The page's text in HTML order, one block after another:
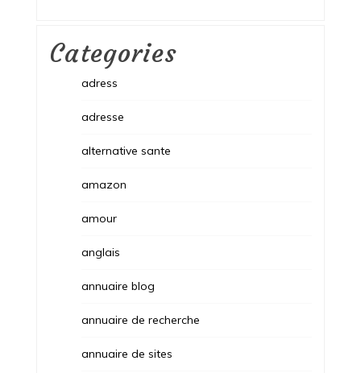
Categories
adress
adresse
alternative sante
amazon
amour
anglais
annuaire blog
annuaire de recherche
annuaire de sites